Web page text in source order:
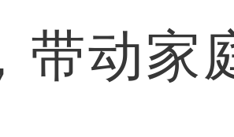
带动家